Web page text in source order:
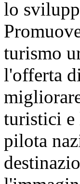
lo
turismo
l'offerta
turistici e
pilota